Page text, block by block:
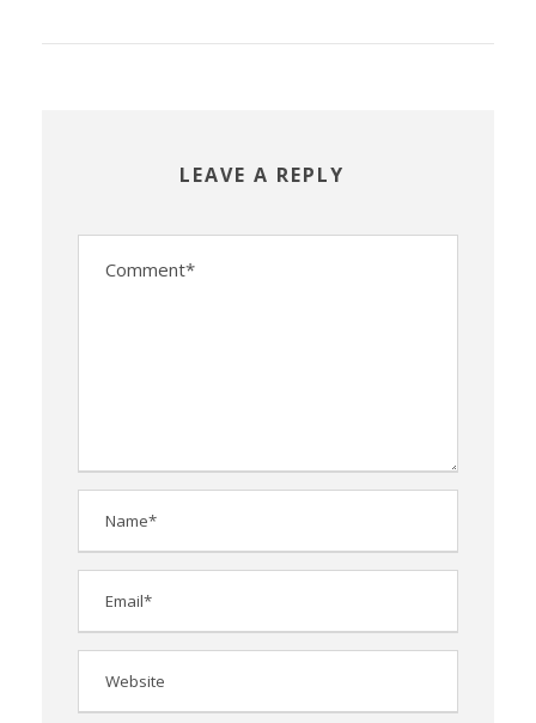
LEAVE A REPLY